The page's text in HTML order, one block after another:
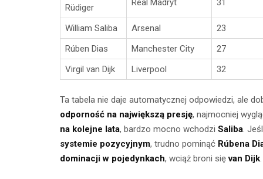
Rüdiger
Real Madryt 31
William Saliba Arsenal
23
Rúben Dias
Manchester City
27
Virgil van Dijk
Liverpool 32
Ta tabela nie daje automatycznej odpowiedzi, ale
odporność na największą presję, najmocniej
na kolejne lata, bardzo mocno wchodzi Saliba.
systemie pozycyjnym, trudno pominąć Rúbena
dominacji w pojedynkach, wciąż broni sięvan Dijk.